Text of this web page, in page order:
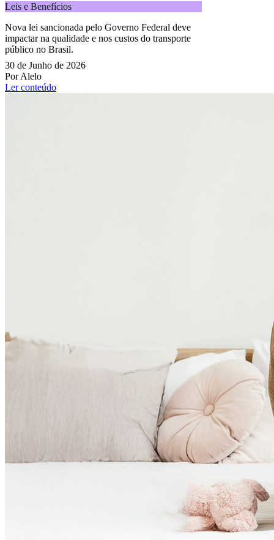
Leis e Benefícios
Nova lei sancionada pelo Governo Federal deve
impactar na qualidade e nos custos do transporte
público no Brasil.
30 de Junho de 2026
Por Alelo
Ler conteúdo